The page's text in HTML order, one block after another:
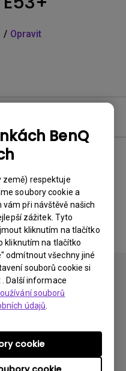
BenQ
země) respektuje
soubory cookie a
při návštěvě našich
zážitek. Tyto
kliknutím na tlačítko
kliknutím na tlačítko
odmítnout všechny jiné
souborů cookie si
Další informace
souborů
údajů
cookie
/ Opravit
časté